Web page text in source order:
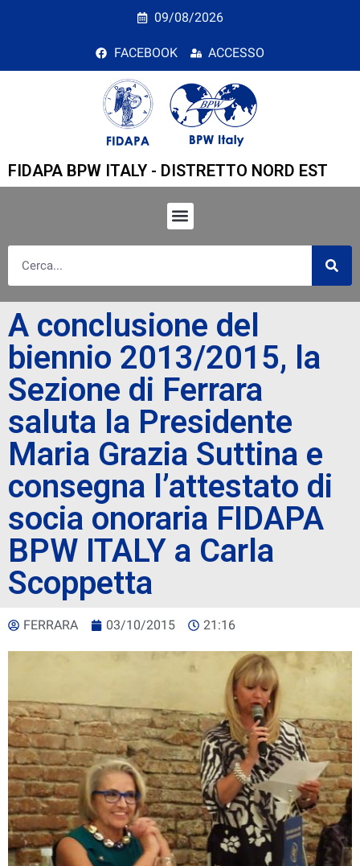
A conclusione del
09/08/2026
FACEBOOK ACCESSO
FIDAPA BPW ITALY - DISTRETTO NORD EST
A conclusione del
biennio 2013/2015, la
Sezione di Ferrara
saluta la Presidente
Maria Grazia Suttina e
consegna l’attestato di
socia onoraria FIDAPA
BPW ITALY a Carla
Scoppetta
FERRARA 03/10/2015 21:16